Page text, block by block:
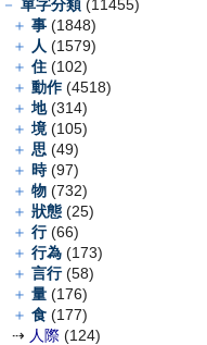
－ 單字分類 (11455)
＋ 事 (1848)
＋
人 (1579)
＋ 住 (102)
＋ 動作 (4518)
＋ 地 (314)
＋ 境 (105)
＋ 思 (49)
＋ 時 (97)
＋ 物 (732)
＋ 狀態 (25)
＋ 行 (66)
＋ 行為 (173)
＋ 言行 (58)
＋ 量 (176)
＋ 食 (177)
⇢ 人際 (124)